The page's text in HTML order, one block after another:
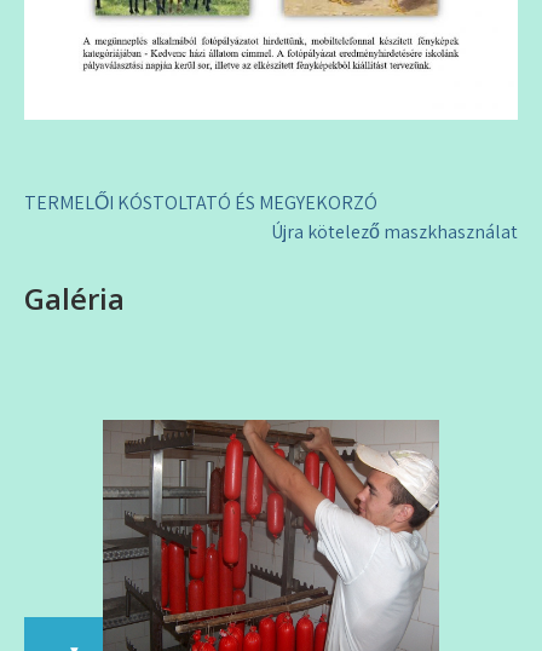
Bejegyzés
TERMELŐI KÓSTOLTATÓ ÉS MEGYEKORZÓ
Újra kötelező maszkhasználat
Galéria